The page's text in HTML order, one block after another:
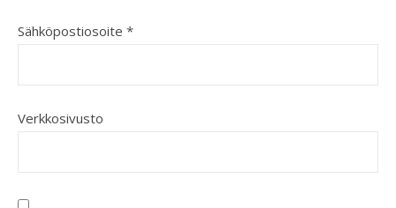
Sähköpostiosoite *
Verkkosivusto